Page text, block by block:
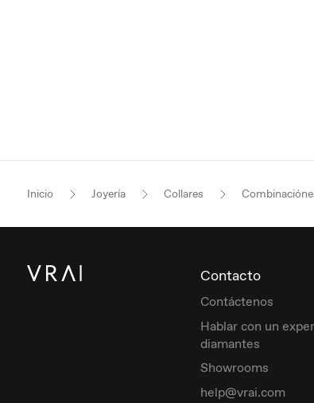
Inicio Joyería Collares
Contacto
Contáctenos
Hablar con un
diamantes
Showrooms
help@vrai.com